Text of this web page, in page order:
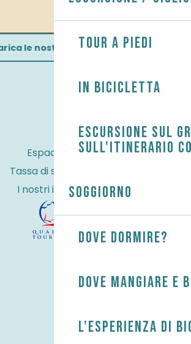
Tour a piedi
In bicicletta
Escursione sul
sull'itinerario
Soggiorno
Dove dormire?
Dove mangiare e
L'esperienza di
le nostre brochure
Espace Pro
Tassa di soggiorno
I nostri impegni